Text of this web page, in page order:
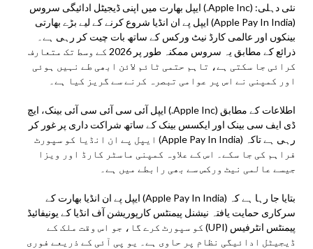
نئی دہلی: (Apple Inc.) ایپل بھارت میں اپنی ڈیجیٹل ادائیگی سروس
(Apple Pay In India) ایپل پے ان انڈیا شروع کرنے کے لیے بڑے بھارتی
بینکوں اور عالمی کارڈ نیٹ ورکس کے ساتھ بات چیت کر رہی ہے۔
ذرائع کے مطابق یہ سروس ممکنہ طور پر 2026 کے وسط تک متعارف
کرائی جا سکتی ہے، تاہم حتمی ٹائم لائن ابھی طے نہیں ہوئی
اور کمپنی نے اس پر عوامی تبصرہ کرنے سے گریز کیا ہے۔
اطلاعات کے مطابق (Apple Inc.) ایپل آئی سی آئی سی آئی بینک، ایچ
ڈی ایف سی بینک اور ایکسس بینک کے ساتھ شراکت داری پر غور کر
رہی ہے تاکہ (Apple Pay In India) ایپل پے ان انڈیا کو سپورٹ
فراہم کی جا سکے۔ اس کے علاوہ کمپنی ماسٹر کارڈ اور ویزا
جیسے عالمی نیٹ ورکس سے بھی رابطے میں ہے۔
بتایا جا رہا ہے کہ (Apple Pay In India) ایپل پے ان انڈیا بھارت کے
سرکاری حمایت یافتہ نیشنل پیمنٹس کارپوریشن آف انڈیا کے یونیفائیڈ
پیمنٹس انٹرفیس (UPI) کو سپورٹ کرے گا، جو اس وقت ملک کے
ڈیجیٹل ادائیگی نظام پر حاوی ہے۔ یو پی آئی کے ذریعے فوری